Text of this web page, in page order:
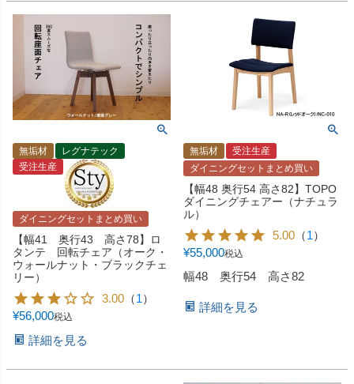
無垢材
レグナテック
受注生産
ダイニングセットまとめ買い
【幅41 奥行43 高さ78】ロ
タンテ 回転チェア（オーク・
ウォールナット・ブラックチェ
リー）
3.00 （1）
¥56,000税込
詳細を見る
無垢材
受注生産
ダイニングセットまとめ買い
【幅48 奥行54 高さ82】TOPO
ダイニングチェアー（ナチュラ
ル）
5.00 （1）
¥55,000税込
幅48 奥行54 高さ82
詳細を見る